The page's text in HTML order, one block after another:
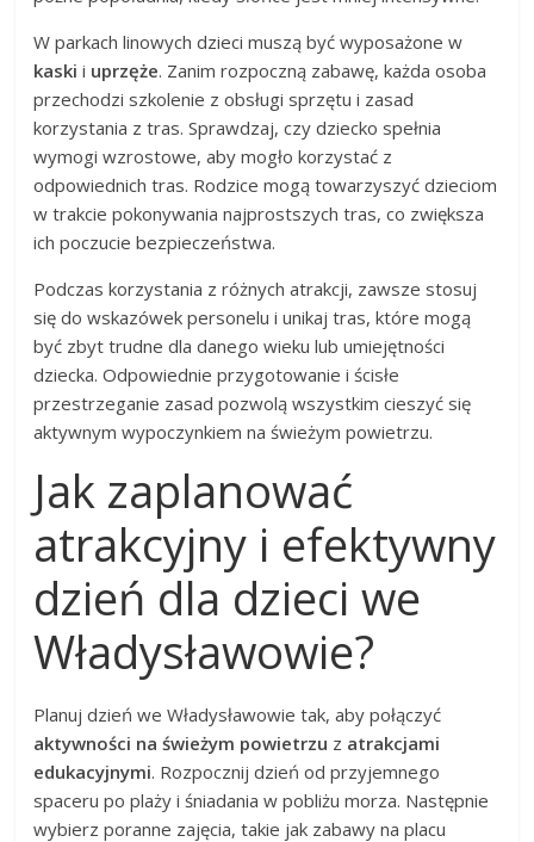
W parkach linowych dzieci muszą być wyposażone w
kaski i uprzęże. Zanim rozpoczną zabawę, każda osoba
przechodzi szkolenie z obsługi sprzętu i zasad
korzystania z tras. Sprawdzaj, czy dziecko spełnia
wymogi wzrostowe, aby mogło korzystać z
odpowiednich tras. Rodzice mogą towarzyszyć dzieciom
w trakcie pokonywania najprostszych tras, co zwiększa
ich poczucie bezpieczeństwa.
Podczas korzystania z różnych atrakcji, zawsze stosuj
się do wskazówek personelu i unikaj tras, które mogą
być zbyt trudne dla danego wieku lub umiejętności
dziecka. Odpowiednie przygotowanie i ścisłe
przestrzeganie zasad pozwolą wszystkim cieszyć się
aktywnym wypoczynkiem na świeżym powietrzu.
Jak zaplanować
atrakcyjny i efektywny
dzień dla dzieci we
Władysławowie?
Planuj dzień we Władysławowie tak, aby połączyć
aktywności na świeżym powietrzu z atrakcjami
edukacyjnymi. Rozpocznij dzień od przyjemnego
spaceru po plaży i śniadania w pobliżu morza. Następnie
wybierz poranne zajęcia, takie jak zabawy na placu